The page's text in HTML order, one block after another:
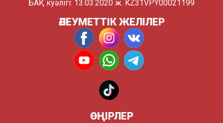
БАҚ куәлігі: 13.03.2020 ж. KZ31VPY00021199
ӘЛЕУМЕТТІК ЖЕЛІЛЕР
ӨҢІРЛЕР